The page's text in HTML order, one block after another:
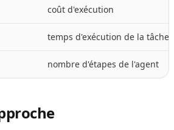
coût d'exécution
temps d'exécution de la tâche
nombre d'étapes de l'agent